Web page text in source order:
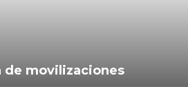
de movilizaciones